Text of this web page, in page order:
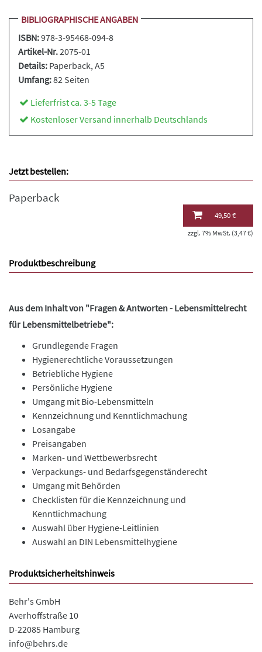
BIBLIOGRAPHISCHE ANGABEN
ISBN:978-3-95468-094-8
Artikel-Nr.2075-01
Details: Paperback, A5
Umfang:82 Seiten
Lieferfrist ca. 3-5 Tage
Kostenloser Versand innerhalb Deutschlands
Jetzt bestellen:
Paperback
49,50 €
zzgl. 7% MwSt. (3,47 €)
Produktbeschreibung
Aus dem Inhalt von "Fragen & Antworten - Lebensmittelrecht
für Lebensmittelbetriebe":
Grundlegende Fragen
Hygienerechtliche Voraussetzungen
Betriebliche Hygiene
Persönliche Hygiene
Umgang mit Bio-Lebensmitteln
Kennzeichnung und Kenntlichmachung
Losangabe
Preisangaben
Marken- und Wettbewerbsrecht
Verpackungs- und Bedarfsgegenständerecht
Umgang mit Behörden
Checklisten für die Kennzeichnung und
Kenntlichmachung
Auswahl über Hygiene-Leitlinien
Auswahl an DIN Lebensmittelhygiene
Produktsicherheitshinweis
Behr's GmbH
Averhoffstraße 10
D-22085 Hamburg
info@behrs.de